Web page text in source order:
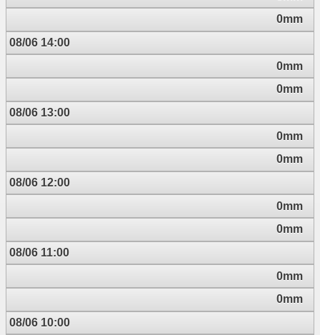
0mm
08/06 14:00
0mm
0mm
08/06 13:00
0mm
0mm
08/06 12:00
0mm
0mm
08/06 11:00
0mm
0mm
08/06 10:00